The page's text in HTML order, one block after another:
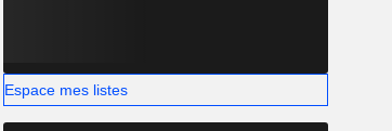
Espace mes listes